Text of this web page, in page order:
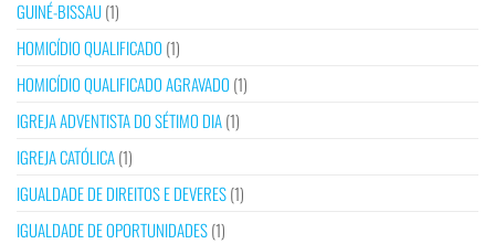
GUINÉ-BISSAU(1)
HOMICÍDIO QUALIFICADO (1)
HOMICÍDIO QUALIFICADO AGRAVADO (1)
IGREJA ADVENTISTA DO SÉTIMO DIA(1)
IGREJA CATÓLICA(1)
IGUALDADE DE DIREITOS E DEVERES(1)
IGUALDADE DE OPORTUNIDADES(1)